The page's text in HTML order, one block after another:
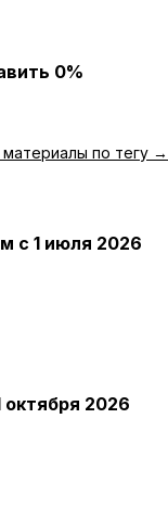
0%
по тегу →
с 1 июля 2026
2026